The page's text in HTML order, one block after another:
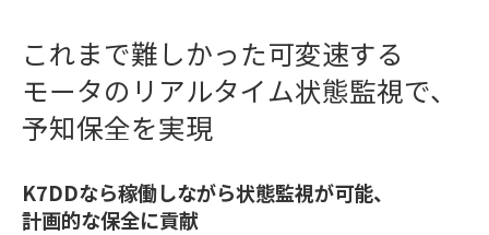
これまで難しかった可変速する
モータの リアルタイム状態監視で、
予知保全を実現
K7DDなら稼働しながら状態監視が可能、
計画的な保全に貢献